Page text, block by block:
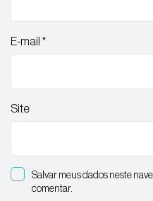
E-mail *
Site
Salvar meus dados neste
comentar.